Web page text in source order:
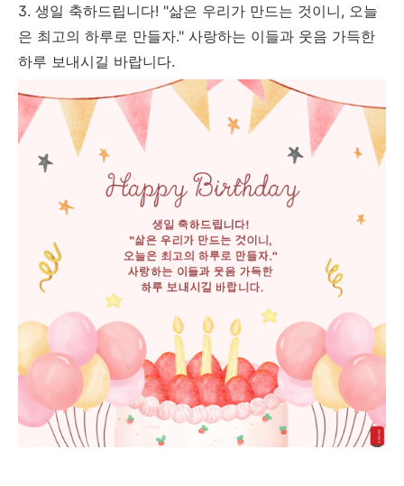
3. 생일 축하드립니다! "삶은 우리가 만드는 것이니, 오늘
은 최고의 하루로 만들자." 사랑하는 이들과 웃음 가득한
하루 보내시길 바랍니다.